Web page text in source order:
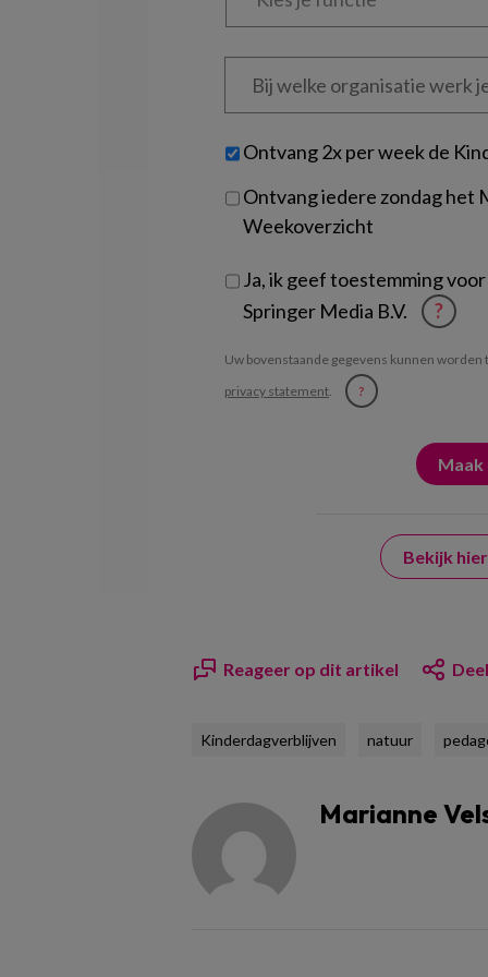
Bij
welke
je?
Untitled
Ontvang 2x per week de
Ontvang iedere zondag het
Weekoverzicht
Ja, ik geef toestemming
Springer Media B.V.
?
Uw bovenstaande gegevens kunnen
privacy statement. ?
Bekijk
Reageer op dit artikel
Kinderdagverblijven natuur
Marianne